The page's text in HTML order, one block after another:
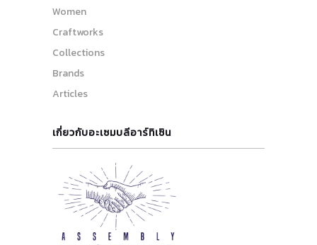
Women
Craftworks
Collections
Brands
Articles
เกี่ยวกับอะเซมบลีอาร์ทิเซิน